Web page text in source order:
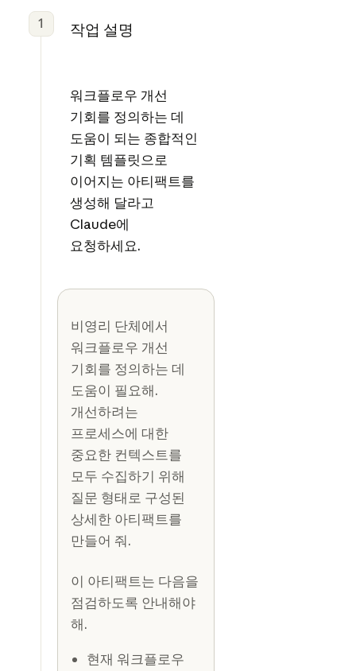
1 작업 설명
워크플로우 개선
기회를 정의하는 데
도움이 되는 종합적인
기획 템플릿으로
이어지는 아티팩트를
생성해 달라고
Claude에
요청하세요.
비영리 단체에서
워크플로우 개선
기회를 정의하는 데
도움이 필요해.
개선하려는
프로세스에 대한
중요한 컨텍스트를
모두 수집하기 위해
질문 형태로 구성된
상세한 아티팩트를
만들어 줘.
이 아티팩트는 다음을
점검하도록 안내해야
해.
현재 워크플로우